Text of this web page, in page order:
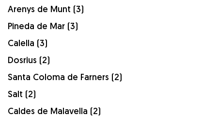
Arenys de Munt (3)
Pineda de Mar (3)
Calella (3)
Dosrius (2)
Santa Coloma de Farners (2)
Salt (2)
Caldes de Malavella (2)